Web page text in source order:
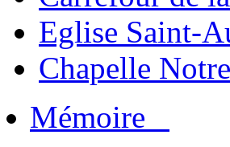
Eglise Saint-
Chapelle
Mémoire